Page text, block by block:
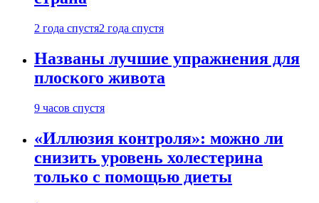
2 года спустя2 года спустя
Названы лучшие упражнения для
плоского живота
9 часов спустя
«Иллюзия контроля»: можно ли
снизить уровень холестерина
только с помощью диеты